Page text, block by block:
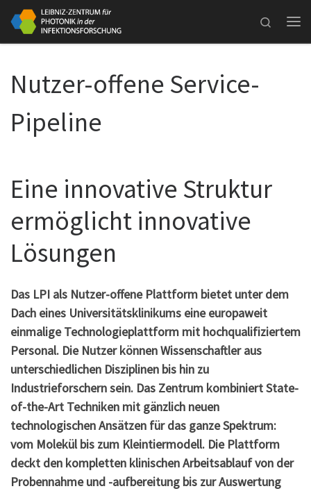
Zum Inhalt springen
Search
Nutzer-offene Service-
Pipeline
Eine innovative Struktur
ermöglicht innovative
Lösungen
Das LPI als Nutzer-offene Plattform bietet unter dem
Dach eines Universitätsklinikums eine europaweit
einmalige Technologieplattform mit hochqualifiziertem
Personal. Die Nutzer können Wissenschaftler aus
unterschiedlichen Disziplinen bis hin zu
Industrieforschern sein. Das Zentrum kombiniert State-
of-the-Art Techniken mit gänzlich neuen
technologischen Ansätzen für das ganze Spektrum:
vom Molekül bis zum Kleintiermodell. Die Plattform
deckt den kompletten klinischen Arbeitsablauf von der
Probennahme und -aufbereitung bis zur Auswertung